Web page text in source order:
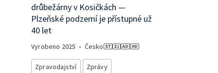
drůbežárny v Kosičkách —
Plzeňské podzemí je přístupné už
40 let
Vyrobeno 2025 • Česko
Zpravodajství
Zprávy